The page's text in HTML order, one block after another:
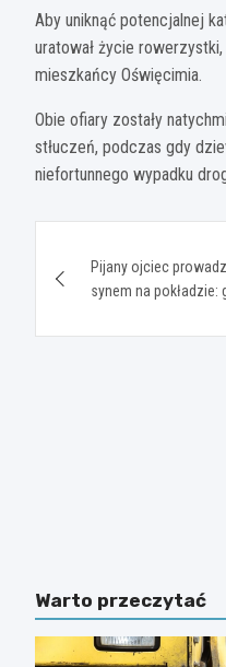
Aby uniknąć potencjalnej
uratował życie
mieszkańcy Oświęcimia.
Obie ofiary zostały
stłuczeń, podczas gdy
niefortunnego wypadku
wpisu
Pijany ojciec
synem na
Warto przeczytać